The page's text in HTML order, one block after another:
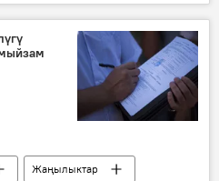
"Альфа Телеком" (MegaCom) жабык акционердик коомун менчиктештирүү
Mega
Жаңылыктар